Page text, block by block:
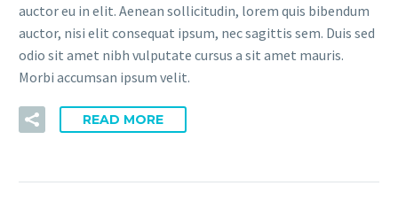
auctor eu in elit. Aenean sollicitudin, lorem quis bibendum
auctor, nisi elit consequat ipsum, nec sagittis sem. Duis sed
odio sit amet nibh vulputate cursus a sit amet mauris.
Morbi accumsan ipsum velit.
READ MORE